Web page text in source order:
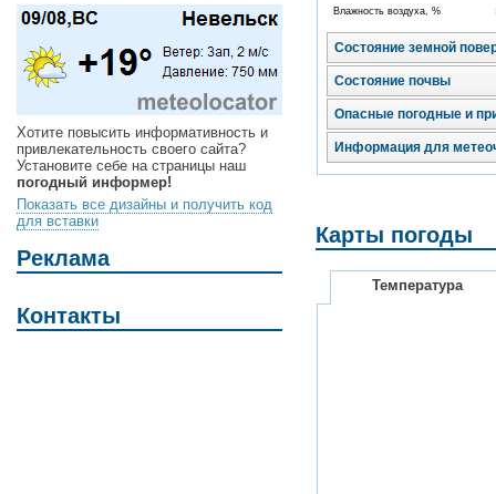
Хотите повысить информативность и
привлекательность своего сайта?
Установите себе на страницы наш
погодный информер!
Показать все дизайны и получить код
для вставки
Реклама
Контакты
Влажность воздуха, %
Состояние земной
Состояние почвы
Опасные погодные и
Информация для
Карты погоды
Температура